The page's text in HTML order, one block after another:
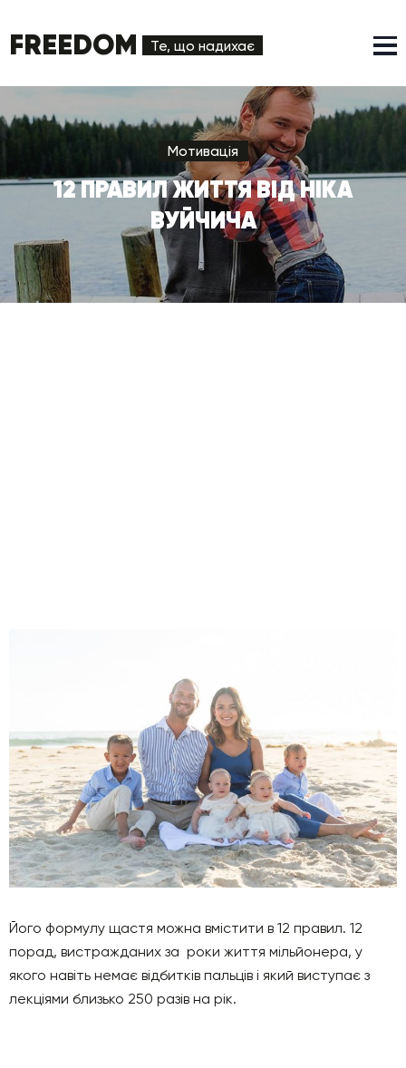
FREEDOM Те, що надихає
Мотивація
12 ПРАВИЛ ЖИТТЯ ВІД НІКА
ВУЙЧИЧА
Його формулу щастя можна вмістити в 12 правил. 12
порад, вистражданих за роки життя мільйонера, у
якого навіть немає відбитків пальців і який виступає з
лекціями близько 250 разів на рік.